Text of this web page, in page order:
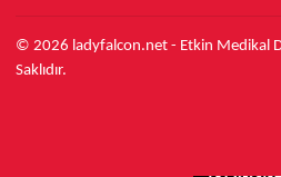
© 2026 ladyfalcon.net - Etkin Medikal
Saklıdır.